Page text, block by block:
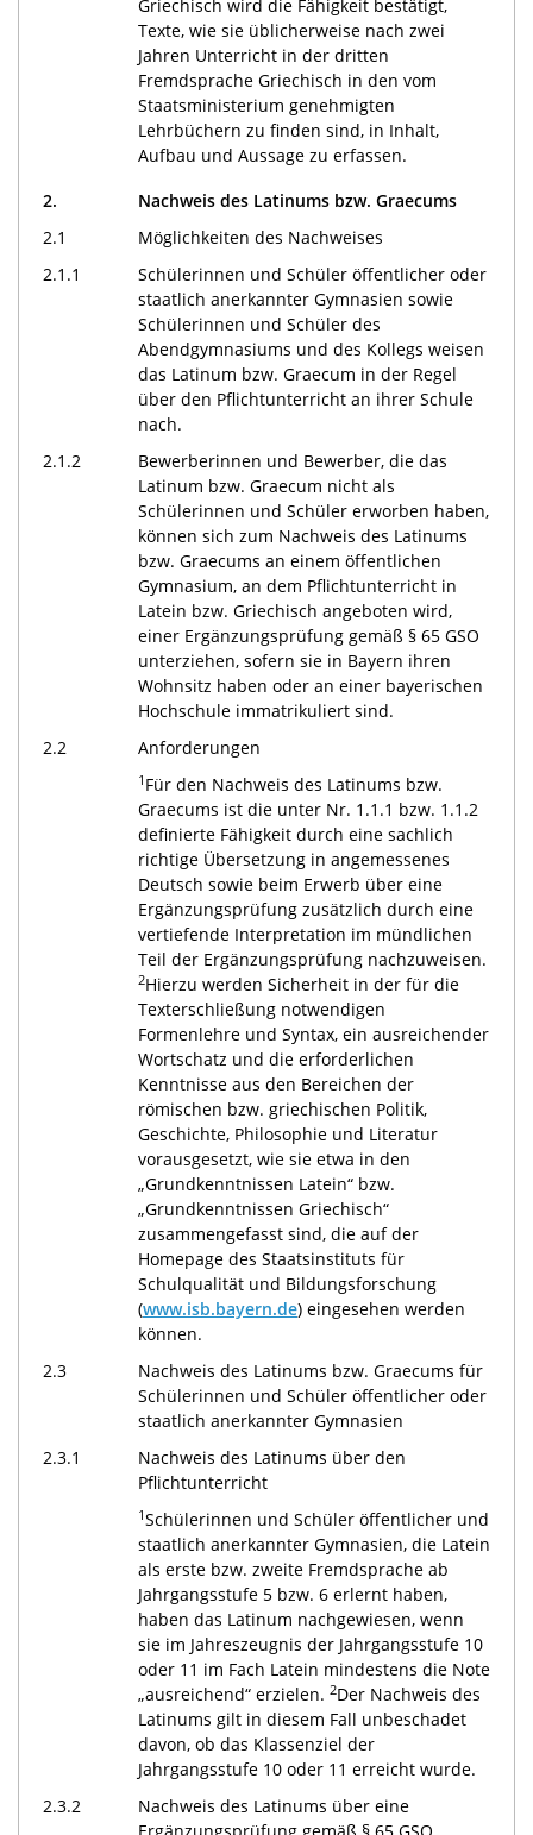
Griechisch wird die Fähigkeit bestätigt,
Texte, wie sie üblicherweise nach zwei
Jahren Unterricht in der dritten
Fremdsprache Griechisch in den vom
Staatsministerium genehmigten
Lehrbüchern zu finden sind, in Inhalt,
Aufbau und Aussage zu erfassen.
2.
Nachweis des Latinums bzw. Graecums
2.1
Möglichkeiten des Nachweises
2.1.1
Schülerinnen und Schüler öffentlicher oder
staatlich anerkannter Gymnasien sowie
Schülerinnen und Schüler des
Abendgymnasiums und des Kollegs weisen
das Latinum bzw. Graecum in der Regel
über den Pflichtunterricht an ihrer Schule
nach.
2.1.2
Bewerberinnen und Bewerber, die das
Latinum bzw. Graecum nicht als
Schülerinnen und Schüler erworben haben,
können sich zum Nachweis des Latinums
bzw. Graecums an einem öffentlichen
Gymnasium, an dem Pflichtunterricht in
Latein bzw. Griechisch angeboten wird,
einer Ergänzungsprüfung gemäß § 65 GSO
unterziehen, sofern sie in Bayern ihren
Wohnsitz haben oder an einer bayerischen
Hochschule immatrikuliert sind.
2.2
Anforderungen
1 Für den Nachweis des Latinums bzw.
Graecums ist die unter Nr. 1.1.1 bzw. 1.1.2
definierte Fähigkeit durch eine sachlich
richtige Übersetzung in angemessenes
Deutsch sowie beim Erwerb über eine
Ergänzungsprüfung zusätzlich durch eine
vertiefende Interpretation im mündlichen
Teil der Ergänzungsprüfung nachzuweisen.
2Hierzu werden Sicherheit in der für die
Texterschließung notwendigen
Formenlehre und Syntax, ein ausreichender
Wortschatz und die erforderlichen
Kenntnisse aus den Bereichen der
römischen bzw. griechischen Politik,
Geschichte, Philosophie und Literatur
vorausgesetzt, wie sie etwa in den
„Grundkenntnissen Latein“ bzw.
„Grundkenntnissen Griechisch“
zusammengefasst sind, die auf der
Homepage des Staatsinstituts für
Schulqualität und Bildungsforschung
(www.isb.bayern.de) eingesehen werden
können.
2.3
Nachweis des Latinums bzw. Graecums für
Schülerinnen und Schüler öffentlicher oder
staatlich anerkannter Gymnasien
2.3.1
Nachweis des Latinums über den
Pflichtunterricht
1Schülerinnen und Schüler öffentlicher und
staatlich anerkannter Gymnasien, die Latein
als erste bzw. zweite Fremdsprache ab
Jahrgangsstufe 5 bzw. 6 erlernt haben,
haben das Latinum nachgewiesen, wenn
sie im Jahreszeugnis der Jahrgangsstufe 10
oder 11 im Fach Latein mindestens die Note
„ausreichend“ erzielen. 2Der Nachweis des
Latinums gilt in diesem Fall unbeschadet
davon, ob das Klassenziel der
Jahrgangsstufe 10 oder 11 erreicht wurde.
2.3.2
Nachweis des Latinums über eine